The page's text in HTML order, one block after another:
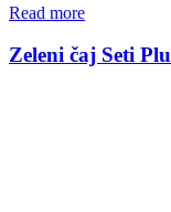
Read more
Zeleni čaj Seti